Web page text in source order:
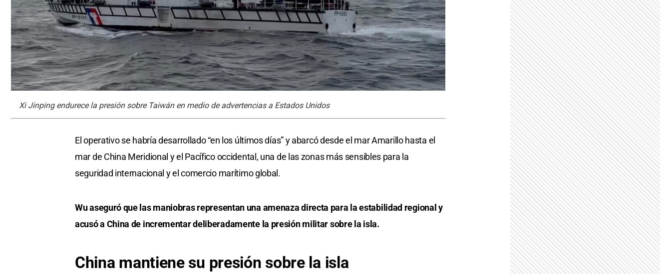
Xi Jinping endurece la presión sobre Taiwán en medio de advertencias a Estados Unidos
El operativo se habría desarrollado “en los últimos días” y abarcó desde el mar Amarillo hasta el
mar de China Meridional y el Pacífico occidental, una de las zonas más sensibles para la
seguridad internacional y el comercio marítimo global.
Wu aseguró que las maniobras representan una amenaza directa para la estabilidad regional y
acusó a China de incrementar deliberadamente la presión militar sobre la isla.
China mantiene su presión sobre la isla